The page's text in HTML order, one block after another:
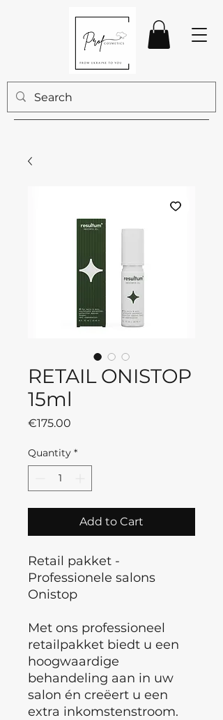
RETAIL ONISTOP
15ml
€175.00
Quantity *
Add to Cart
Retail pakket -
Professionele salons
Onistop
Met ons professioneel
retailpakket biedt u een
hoogwaardige
behandeling aan in uw
salon én creëert u een
extra inkomstenstroom.